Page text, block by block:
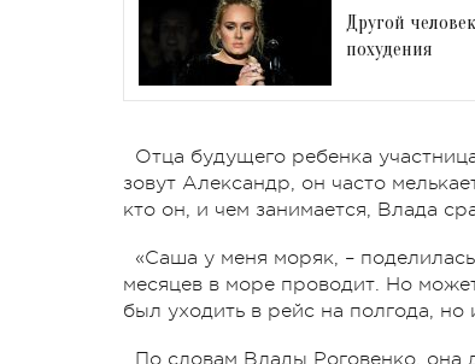
Другой
похудения
Отца будущего ребенка
зовут Александр, он часто
кто он, и чем занимается, Влада
«Саша у меня моряк, –
месяцев в море проводит. Но
был уходить в рейс на полгода, но
По словам Влады Роговенко, она